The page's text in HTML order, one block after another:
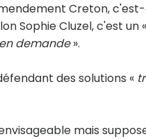
Creton,
Sophie Cluzel, c'est un «
demande».
des solutions «
mais